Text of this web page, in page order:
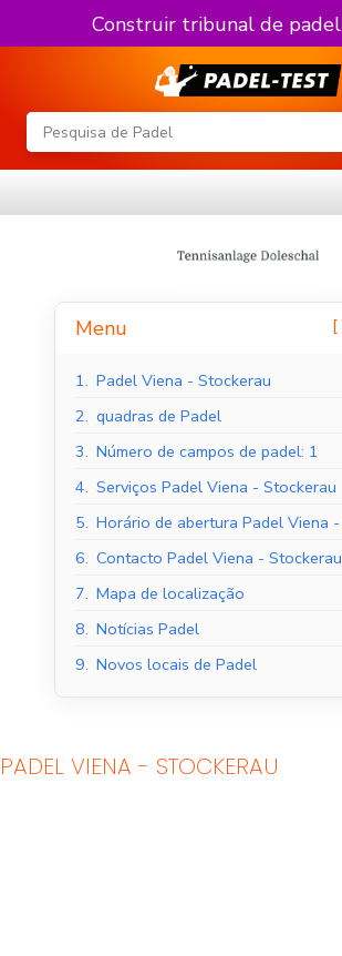
Construir tribunal de
Menu
1. Padel Viena - Stockerau
2. quadras de Padel
3. Número de campos de padel: 1
4. Serviços Padel Viena - Stockerau
5. Horário de abertura Padel Viena
6. Contacto Padel Viena - Stockerau
7. Mapa de localização
8. Notícias Padel
9. Novos locais de Padel
PADEL VIENA - STOCKERAU